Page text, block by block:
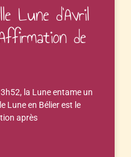
Lune d’Avril
de
la Lune entame un
Lune en Bélier est le
après